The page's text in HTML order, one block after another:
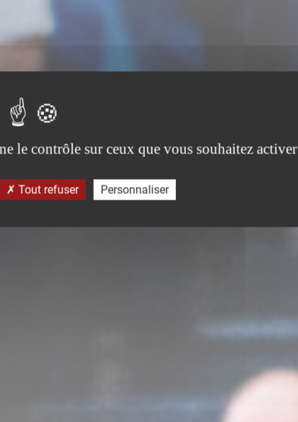
le contrôle sur ceux que vous souhaitez activer
Tout refuser Personnaliser